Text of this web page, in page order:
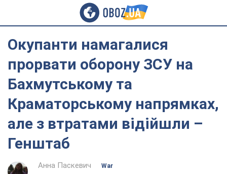
Окупанти намагалися
прорвати оборону ЗСУ на
Бахмутському та
Краматорському напрямках,
але з втратами відійшли –
Генштаб
Анна Паскевич
War